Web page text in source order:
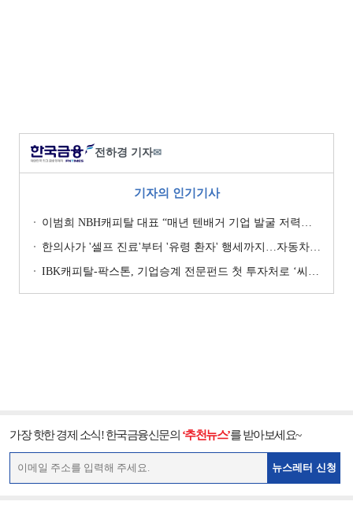
전하경 기자✉
기자의 인기기사
이범희 NBH캐피탈 대표 “매년 텐배거 기업 발굴 저력…올해 ROE 20% 목표”
한의사가 '셀프 진료'부터 '유령 환자' 행세까지…자동차보험 악용 심각 [경상환자 8주룰 도입 초읽기]
IBK캐피탈-팍스톤, 기업승계 전문펀드 첫 투자처로 ‘씨엠디기술단’ 낙점 [캐피탈사 돋보기]
가장 핫한 경제 소식! 한국금융신문의 ‘추천뉴스’를 받아보세요~
뉴스레터 신청